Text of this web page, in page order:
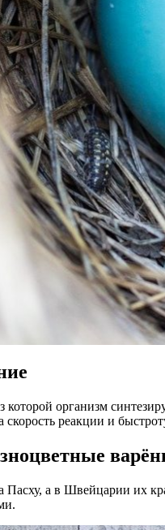
которой организм
реакции и
Пасху, а в Швейцарии их